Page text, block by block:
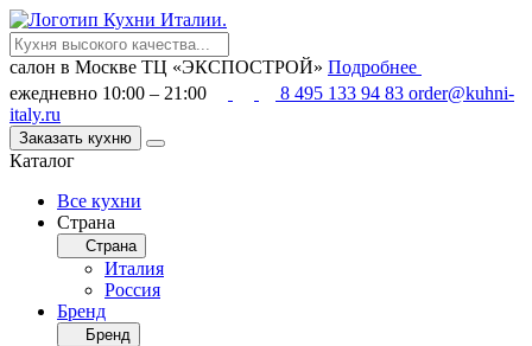
салон в Москве ТЦ «ЭКСПОСТРОЙ» Подробнее
ежедневно 10:00 – 21:00
8 495 133 94 83 order@kuhni-
italy.ru
Заказать кухню
Каталог
Все кухни
Страна
Страна
Италия
Россия
Бренд
Бренд